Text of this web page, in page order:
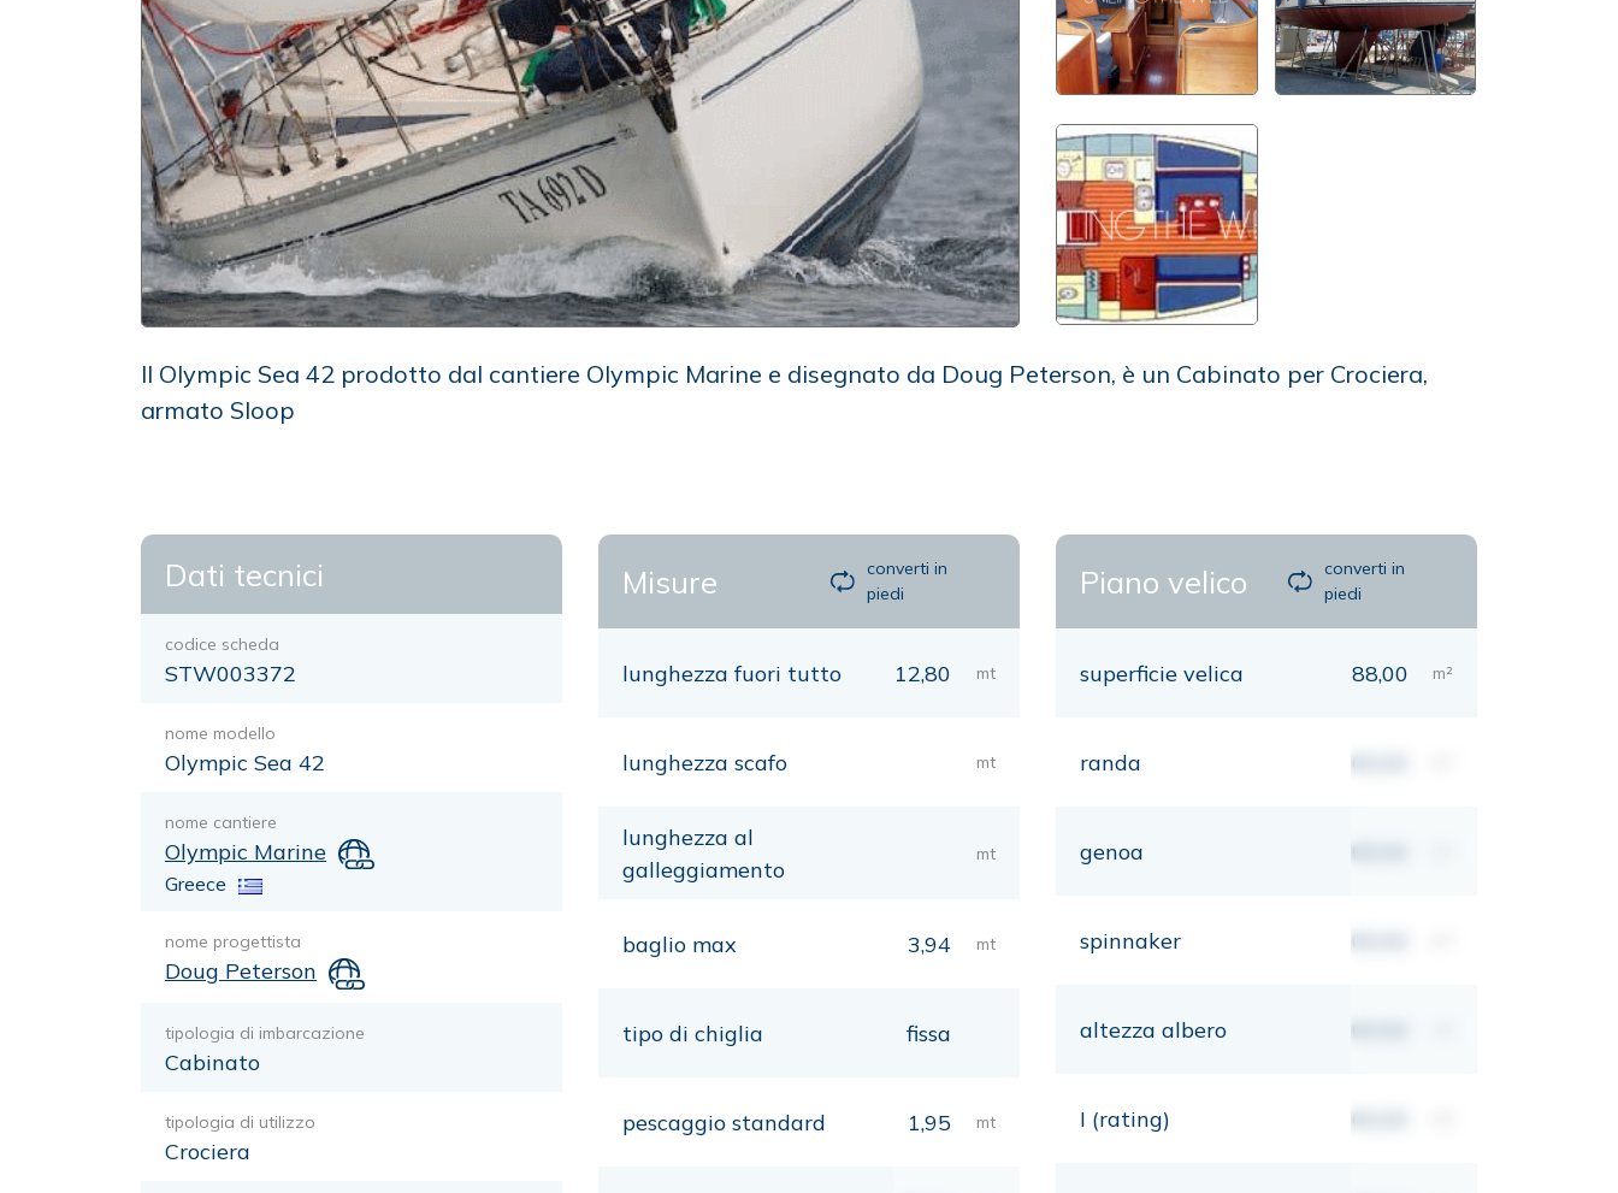
Il Olympic Sea 42 prodotto dal cantiere Olympic Marine e disegnato da Doug Peterson, è un Cabinato per Crociera,
armato Sloop
Dati tecnici
codice scheda
STW003372
nome modello
Olympic Sea 42
nome cantiere
Olympic Marine
Greece
nome progettista
Doug Peterson
tipologia di imbarcazione
Cabinato
tipologia di utilizzo
Crociera
Misure
converti in
piedi
lunghezza fuori tutto 12,80 mt
lunghezza scafo mt
lunghezza al
galleggiamento
mt
baglio max 3,94 mt
tipo di chiglia fissa
pescaggio standard 1,95 mt
Piano velico
converti in
piedi
superficie velica 88,00 m²
randa 00,00
genoa 00,00
spinnaker 00,00
altezza albero 00,00
I (rating) 00,00